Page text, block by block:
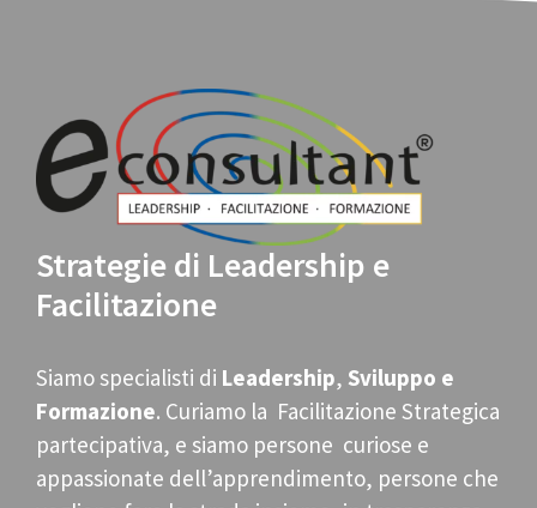
Strategie di Leadership e
Facilitazione
Siamo specialisti di Leadership, Sviluppo e
Formazione. Curiamo la Facilitazione Strategica
partecipativa, e siamo persone curiose e
appassionate dell’apprendimento, persone che